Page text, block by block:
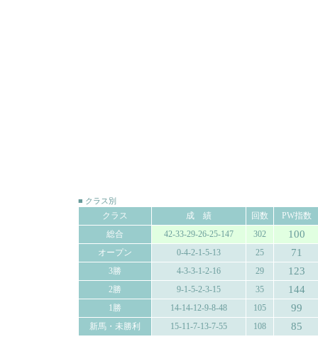
■ クラス別
クラス 成 績 回数
PW指数
総合
42-33-29-26-25-147 302 100
オープン 0-4-2-1-5-13 25 71
3勝 4-3-3-1-2-16 29 123
2勝 9-1-5-2-3-15 35 144
1勝 14-14-12-9-8-48 105 99
新馬・未勝利 15-11-7-13-7-55 108 85